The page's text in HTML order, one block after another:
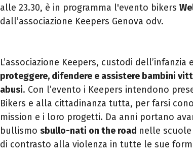
alle 23.30, è in programma l'evento bikers
dall’associazione Keepers Genova odv.
L’associazione Keepers, custodi
proteggere, difendere e assistere bambini
abusi. Con l’evento i Keepers intendono
Bikers e alla cittadinanza tutta, per farsi
mission e i loro progetti. Da anni portano
bullismo sbullo-nati on the road nelle
di contrasto alla violenza in tutte le sue